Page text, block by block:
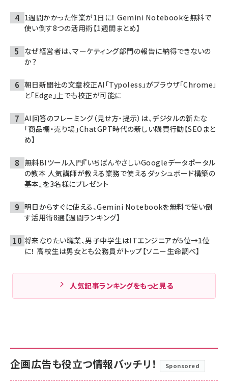
1週間かかった作業が1日に！ Gemini Notebookを無料で
使い倒す8つの活用術【1週間まとめ】
なぜ経営者は、マーケティング部門の報告に納得できないの
か？
朝日新聞社の文章校正AI「Typoless」がブラウザ「Chrome」
と「Edge」上でも校正が可能に
AI回答のフレーミング（見せ方・提示）は、デジタルの新たな
「商品棚・売り場」――ChatGPT時代の新しい購買行動【SEOまと
め】
無料BIツール入門『いちばんやさしいGoogleデータポータル
の教本 人気講師が教える業務で使えるダッシュボード構築の
基本』を3名様にプレゼント
明日からすぐに使える、Gemini Notebookを無料で使い倒
す活用術8選【週間ランキング】
将来なりたい職業、男子中学生はITエンジニアが5位→1位
に！ 高校生は男女とも公務員がトップ【ソニー生命調べ】
人気記事ランキングをもっと見る
企画広告も役立つ情報バッチリ！ Sponsored